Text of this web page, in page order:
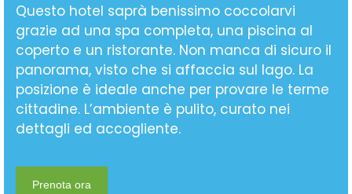
Questo hotel saprà benissimo coccolarvi
grazie ad una spa completa, una piscina al
coperto e un ristorante. Non manca di sicuro il
panorama, visto che si affaccia sul lago. La
posizione è ideale anche per provare le terme
cittadine. L’ambiente è pulito, curato nei
dettagli ed accogliente.
Prenota ora